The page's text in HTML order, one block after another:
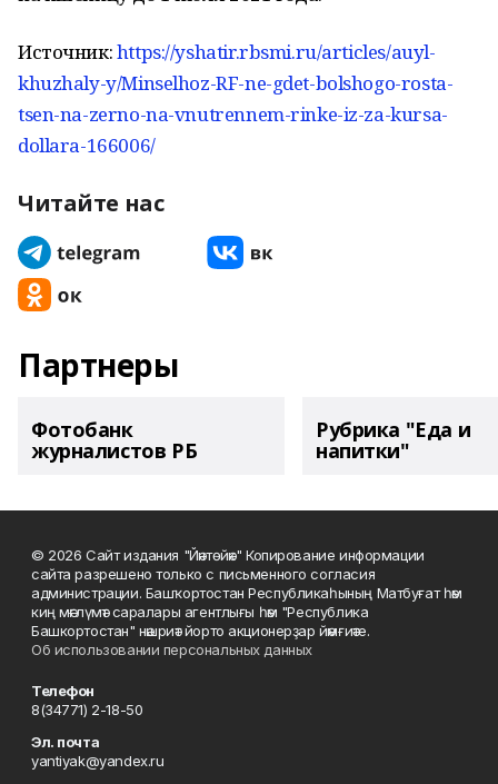
Источник:https://yshatir.rbsmi.ru/articles/auyl-
khuzhaly-y/Minselhoz-RF-ne-gdet-bolshogo-rosta-
tsen-na-zerno-na-vnutrennem-rinke-iz-za-kursa-
dollara-166006/
Читайте нас
Партнеры
Фотобанк
журналистов РБ
Рубрика "Еда и
напитки"
© 2026 Сайт издания "Йәнтөйәк" Копирование информации
сайта разрешено только с письменного согласия
администрации. Башҡортостан Республикаһының Матбуғат һәм
киң мәғлүмәт саралары агентлығы һәм "Республика
Башкортостан" нәшриәт йорто акционерҙар йәмғиәте.
Об использовании персональных данных
Телефон
8(34771) 2-18-50
Эл. почта
yantiyak@yandex.ru